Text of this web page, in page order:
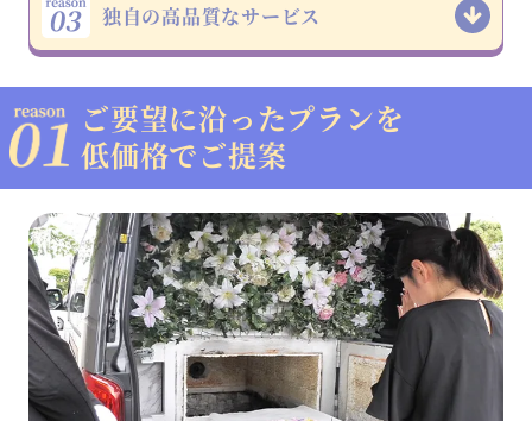
独自の高品質なサービス
ご要望に沿ったプランを
低価格でご提案